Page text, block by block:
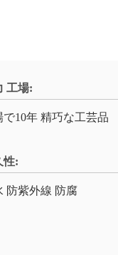
工場:
で10年 精巧な工芸品
性:
防紫外線 防腐